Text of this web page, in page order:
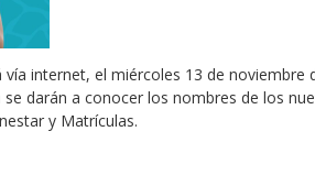
internet, el miércoles 13 de noviembre
darán a conocer los nombres de los
y Matrículas.